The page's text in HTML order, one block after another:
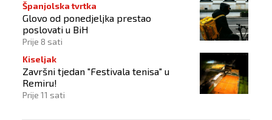
Španjolska tvrtka
Glovo od ponedjeljka prestao
poslovati u BiH
Prije 8 sati
Kiseljak
Završni tjedan "Festivala tenisa" u
Remiru!
Prije 11 sati